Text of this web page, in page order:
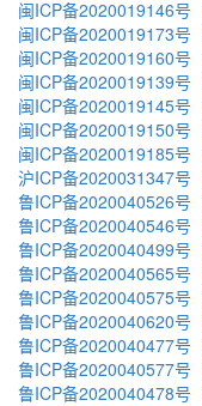
闽ICP备2020019146号
闽ICP备2020019173号
闽ICP备2020019160号
闽ICP备2020019139号
闽ICP备2020019145号
闽ICP备2020019150号
闽ICP备2020019185号
沪ICP备2020031347号
鲁ICP备2020040526号
鲁ICP备2020040546号
鲁ICP备2020040499号
鲁ICP备2020040565号
鲁ICP备2020040575号
鲁ICP备2020040620号
鲁ICP备2020040477号
鲁ICP备2020040577号
鲁ICP备2020040478号